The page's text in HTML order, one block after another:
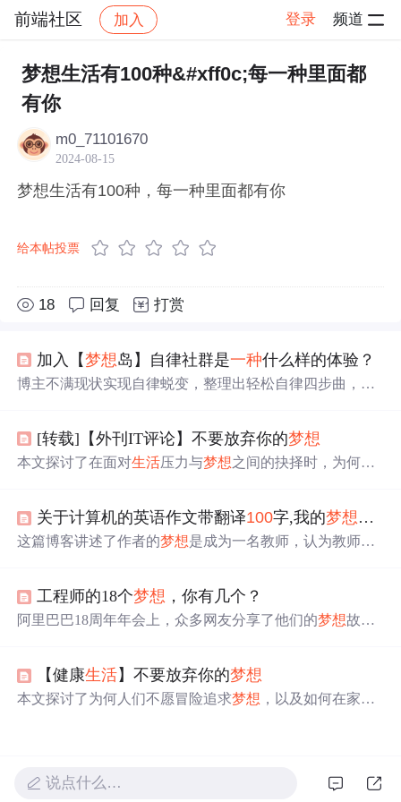
前端社区 加入 登录 频道
社区 前端社区 感慨 帖子详情
梦想生活有100种&#xff0c;每一种里面都
有你
m0_71101670
2024-08-15
梦想生活有100种，每一种里面都有你
给本帖投票
18 回复 打赏
加入【梦想岛】自律社群是一种什么样的体验？
博主不满现状实现自律蜕变，整理出轻松自律四步曲，创
现、时间管理、心态等方面有显著提升。
[转载]【外刊IT评论】不要放弃你的梦想
本文探讨了在面对生活压力与梦想之间的抉择时，为何人
束缚自己，即使面对困难也要为梦想努力。
关于计算机的英语作文带翻译100字,我的梦想英语
这篇博客讲述了作者的梦想是成为一名教师，认为教师是
富他们的课外生活。同时，作者表达了对教育无私奉献的
理解，期望自己能成为传播希望的使者。
工程师的18个梦想 ，你有几个？
阿里巴巴18周年年会上，众多网友分享了他们的梦想故
求。 【健康生活】不要放弃你的梦想
本文探讨了为何人们不愿冒险追求梦想 ，以及如何在家庭
说点什么…